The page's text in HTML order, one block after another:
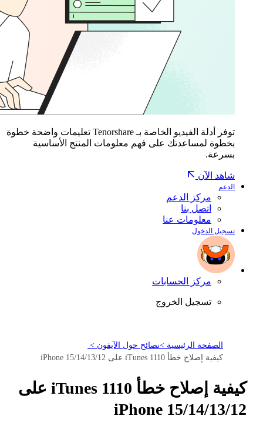
توفر أدلة الفيديو الخاصة بـ Tenorshare تعليمات واضحة خطوة
بخطوة لمساعدتك على فهم معلومات المنتج الأساسية
بسرعة.
شاهد الآن
الدعم
مركز الدعم
اتصل بنا
معلومات عنا
تسجيل الدخول
مركز الحسابات
تسجيل الخروج
الصفحة الرئيسية >نصائح حول الآيفون >
كيفية إصلاح خطأ iTunes 1110 على iPhone 15/14/13/12
كيفية إصلاح خطأ iTunes 1110 على
iPhone 15/14/13/12